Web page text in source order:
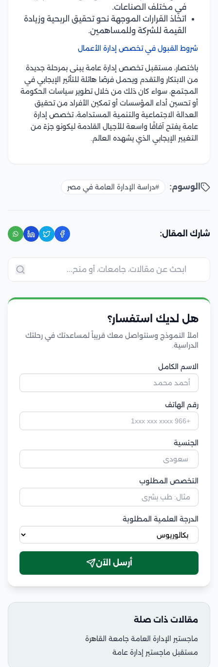
في مختلف الصناعات.
اتخاذ القرارات الموجهة نحو تحقيق الربحية وزيادة
القيمة للشركة وللمساهمين.
شروط القبول في تخصص إدارة الأعمال
باختصار، مستقبل تخصص إدارة عامة يبنى بمرحلة جديدة
من الابتكار والتقدم ويحمل فرصًا هائلة للتأثير الإيجابي في
المجتمع، سواء كان ذلك من خلال تطوير سياسات الحكومة
أو تحسين أداء المؤسسات أو تمكين الأفراد من تحقيق
العدالة الاجتماعية والتنمية المستدامة، تخصص إدارة
عامة يفتح آفاقًا واسعة للأجيال القادمة ليكونو جزءً من
التغيير الإيجابي الذي يشهده العالم.
الوسوم: #دراسة الإدارة العامة في مصر
شارك المقال:
هل لديك استفسار؟
املأ النموذج وسنتواصل معك قريباً لمساعدتك في رحلتك
الدراسية.
الاسم الكامل
رقم الهاتف
الجنسية
التخصص المطلوب
الدرجة العلمية المطلوبة
أرسل الآن
مقالات ذات صلة
ماجستير الإدارة العامة جامعة القاهرة
مستقبل ماجستير إدارة عامة